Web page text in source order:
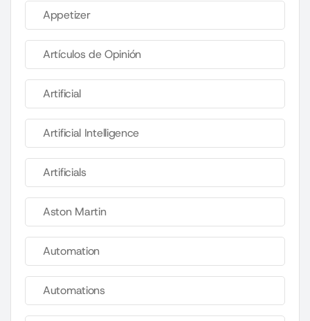
Appetizer
Artículos de Opinión
Artificial
Artificial Intelligence
Artificials
Aston Martin
Automation
Automations